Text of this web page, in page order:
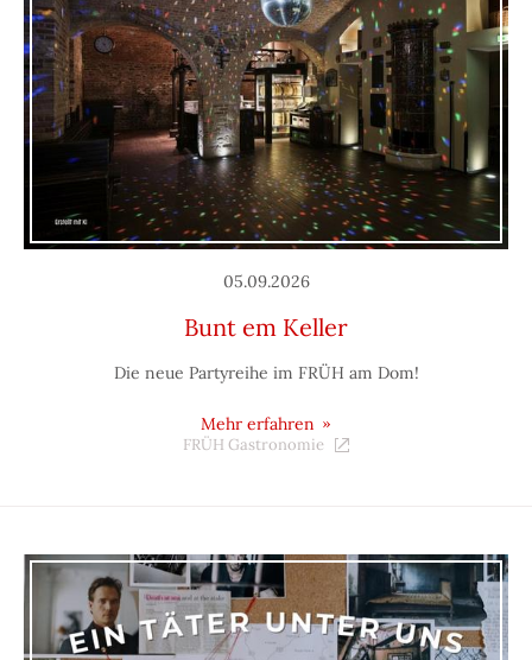
05.09.2026
Bunt em Keller
Die neue Partyreihe im FRÜH am Dom!
Mehr erfahren
FRÜH Gastronomie